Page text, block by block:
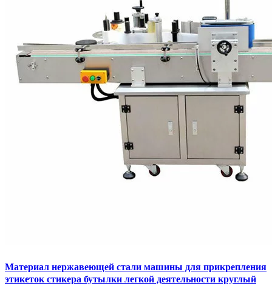
Материал нержавеющей стали машины для прикрепления
этикеток стикера бутылки легкой деятельности круглый